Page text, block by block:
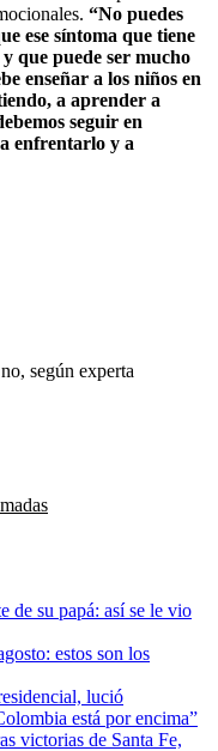
“No puedes
ese síntoma que tiene
que puede ser mucho
enseñar a los niños en
a aprender a
seguir en
enfrentarlo y a
según experta
de su papá: así se le vio
estos son los
lució
está por encima”
victorias de Santa Fe,